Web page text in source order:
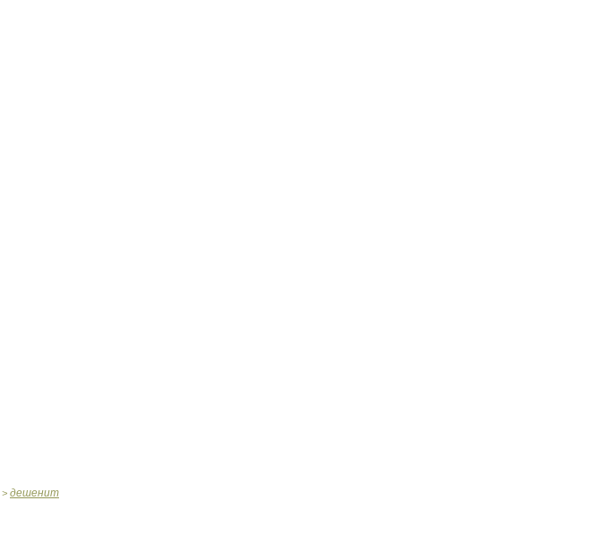
> дешенит